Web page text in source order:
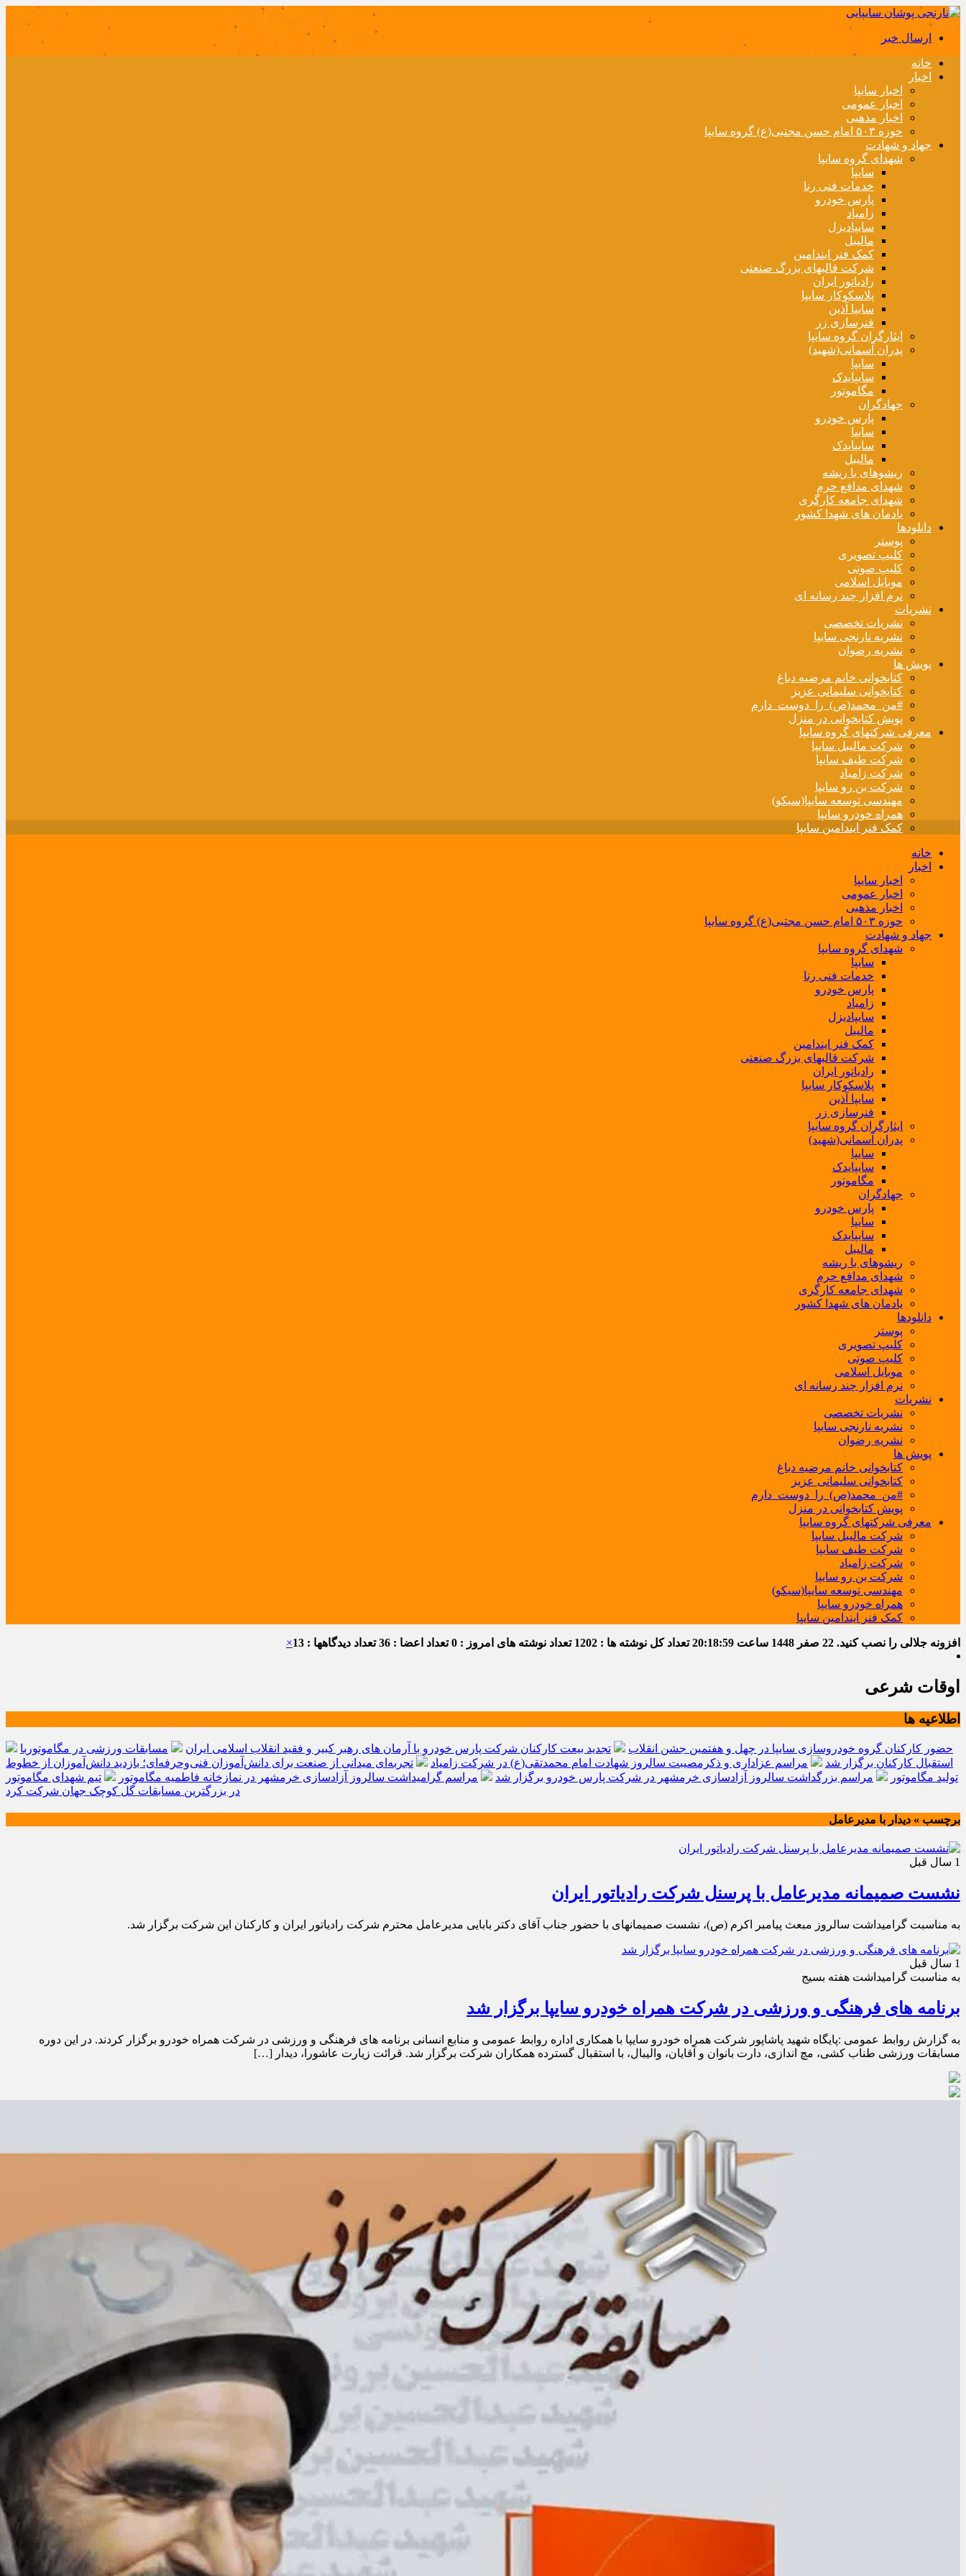
ارسال خبر
خانه
اخبار
اخبار سایپا
اخبار عمومی
اخبار مذهبی
حوزه ۵۰۳ امام حسن مجتبی(ع) گروه سایپا
جهاد و شهادت
شهدای گروه سایپا
سایپا
خدمات فنی رنا
پارس خودرو
زامیاد
سایپادیزل
مالیبل
کمک فنر ایندامین
شرکت قالبهای بزرگ صنعتی
رادیاتور ایران
پلاسکوکار سایپا
سایپا آذین
فنرسازی زر
ایثارگران گروه سایپا
پدران آسمانی(شهید)
سایپا
سایپایدک
مگاموتور
جهادگران
پارس خودرو
سایپا
سایپایدک
مالیبل
ریشوهای با ریشه
شهدای مدافع حرم
شهدای جامعه کارگری
یادمان های شهدا کشور
دانلودها
پوستر
کلیپ تصویری
کلیپ صوتی
موبایل اسلامی
نرم افزار چند رسانه ای
نشریات
نشریات تخصصی
نشریه نارنجی سایپا
نشریه رضوان
پویش ها
کتابخوانی خانم مرضیه دباغ
کتابخوانی سلیمانی عزیز
#من_محمد(ص)_را_دوست_دارم
پویش کتابخوانی در منزل
معرفی شرکتهای گروه سایپا
شرکت مالیبل سایپا
شرکت طیف سایپا
شرکت زامیاد
شرکت بن رو سایپا
مهندسی توسعه سایپا(سیکو)
همراه خودرو سایپا
کمک فنر ایندامین سایپا
خانه
اخبار
اخبار سایپا
اخبار عمومی
اخبار مذهبی
حوزه ۵۰۳ امام حسن مجتبی(ع) گروه سایپا
جهاد و شهادت
شهدای گروه سایپا
سایپا
خدمات فنی رنا
پارس خودرو
زامیاد
سایپادیزل
مالیبل
کمک فنر ایندامین
شرکت قالبهای بزرگ صنعتی
رادیاتور ایران
پلاسکوکار سایپا
سایپا آذین
فنرسازی زر
ایثارگران گروه سایپا
پدران آسمانی(شهید)
سایپا
سایپایدک
مگاموتور
جهادگران
پارس خودرو
سایپا
سایپایدک
مالیبل
ریشوهای با ریشه
شهدای مدافع حرم
شهدای جامعه کارگری
یادمان های شهدا کشور
دانلودها
پوستر
کلیپ تصویری
کلیپ صوتی
موبایل اسلامی
نرم افزار چند رسانه ای
نشریات
نشریات تخصصی
نشریه نارنجی سایپا
نشریه رضوان
پویش ها
کتابخوانی خانم مرضیه دباغ
کتابخوانی سلیمانی عزیز
#من_محمد(ص)_را_دوست_دارم
پویش کتابخوانی در منزل
معرفی شرکتهای گروه سایپا
شرکت مالیبل سایپا
شرکت طیف سایپا
شرکت زامیاد
شرکت بن رو سایپا
مهندسی توسعه سایپا(سیکو)
همراه خودرو سایپا
کمک فنر ایندامین سایپا
افزونه جلالی را نصب کنید. 22 صفر 1448 ساعت 20:19:00تعداد کل نوشته ها : 1202 تعداد نوشته های امروز : 0 تعداد اعضا : 36 تعداد دیدگاهها : 13 ×
اوقات شرعی
اطلاعیه ها
حضور کارکنان گروه خودروسازی سایپا در چهل و هفتمین جشن انقلاب تجدید بیعت کارکنان شرکت پارس خودرو با آرمان های رهبر کبیر و فقید انقلاب اسلامی ایران
مسابقات ورزشی در مگاموتوربا
استقبال کارکنان برگزار شد
مراسم عزاداری و ذکرمصیبت سالروز شهادت امام محمدتقی(ع) در شرکت زامیاد
تجربه‌ای میدانی از صنعت برای دانش‌آموزان فنی‌وحرفه‌ای؛ بازدید دانش‌آموزان از خطوط
تولید مگاموتور
مراسم بزرگداشت سالروز آزادسازی خرمشهر در شرکت پارس خودرو برگزار شد مراسم گرامیداشت سالروز آزادسازی خرمشهر در نمازخانه فاطمیه مگاموتور
تیم شهدای مگاموتور
در بزرگترین مسابقات گل کوچک جهان شرکت کرد
برچسب » دیدار با مدیرعامل
1 سال قبل
نشست صمیمانه مدیرعامل با پرسنل شرکت رادیاتور ایران
به مناسبت گرامیداشت سالروز مبعث پیامبر اکرم (ص)، نشست صمیمانه‏ای با حضور جناب آقای دکتر بابایی مدیرعامل محترم شرکت رادیاتور ایران و کارکنان این شرکت برگزار شد.
1 سال قبل
به مناسبت گرامیداشت هفته بسیج
برنامه های فرهنگی و ورزشی در شرکت همراه خودرو سایپا برگزار شد
به گزارش روابط عمومی :پایگاه شهید پاشاپور شرکت همراه خودرو سایپا با همکاری اداره روابط عمومی و منابع انسانی برنامه های فرهنگی و ورزشی در شرکت همراه خودرو برگزار کردند. در این دوره
مسابقات ورزشی طناب کشی، مچ اندازی، دارت بانوان و آقایان، والیبال، با استقبال گسترده همکاران شرکت برگزار شد. قرائت زیارت عاشورا، دیدار […]